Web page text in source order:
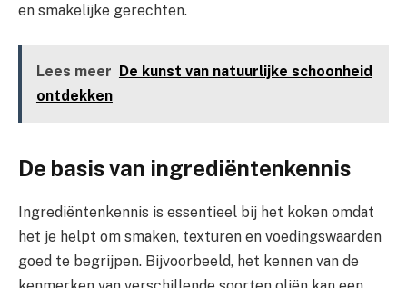
en smakelijke gerechten.
Lees meer
De kunst van natuurlijke schoonheid
ontdekken
De basis van ingrediëntenkennis
Ingrediëntenkennis is essentieel bij het koken omdat
het je helpt om smaken, texturen en voedingswaarden
goed te begrijpen. Bijvoorbeeld, het kennen van de